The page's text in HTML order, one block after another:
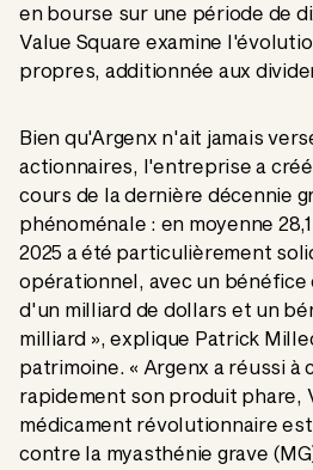
en bourse sur une période de
Value Square examine
propres, additionnée aux
Bien qu'Argenx n'ait jamais
actionnaires, l'entreprise a
cours de la dernière décennie
phénoménale : en moyenne
2025 a été particulièrement
opérationnel, avec un
d'un milliard de dollars et un
milliard », explique Patrick
patrimoine. « Argenx a réussi à
rapidement son produit phare,
médicament révolutionnaire
contre la myasthénie grave